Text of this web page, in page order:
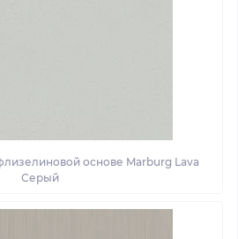
основе Marburg Lava
Серый